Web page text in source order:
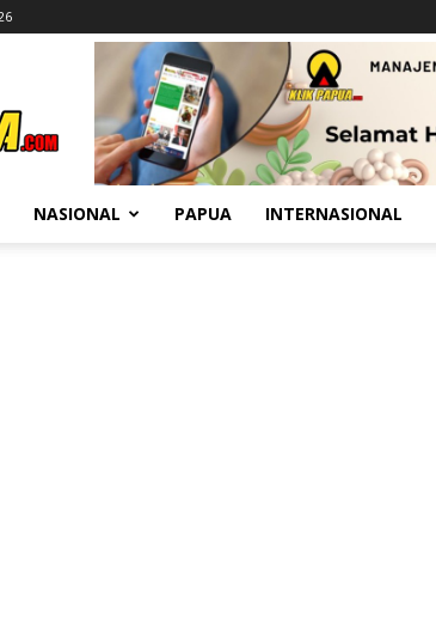
NASIONAL PAPUA INTERNASIONAL